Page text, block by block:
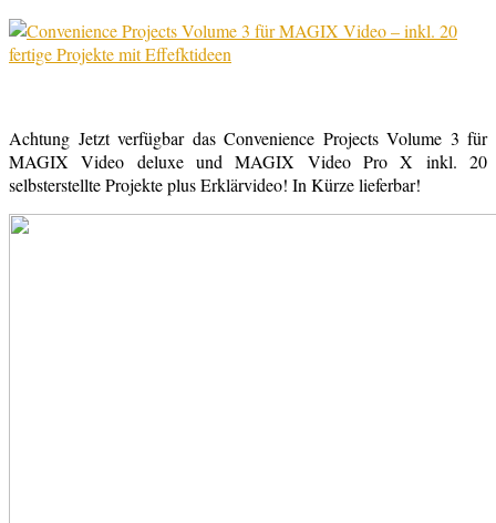
Achtung Jetzt verfügbar das Convenience Projects Volume 3 für
MAGIX Video deluxe und MAGIX Video Pro X inkl. 20
selbsterstellte Projekte plus Erklärvideo! In Kürze lieferbar!